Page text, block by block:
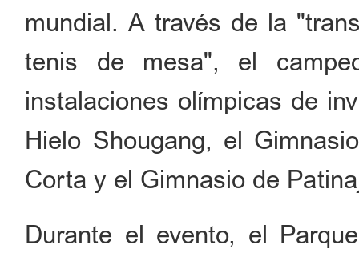
mundial. A través de la
tenis de mesa", el
instalaciones olímpicas de
Hielo Shougang, el
Corta y el Gimnasio de
Durante el evento, el